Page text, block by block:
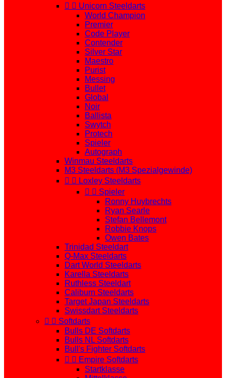
  Unicorn Steeldarts
World Champion
Premier
Code Player
Contender
Silver Star
Maestro
Purist
Messing
Bullet
Global
Noir
Ballista
Swytch
Protech
Spieler
Autograph
Winmau Steeldarts
M3 Steeldarts (M3 Spezialgewinde)
  Loxley Steeldarts
  Spieler
Ronny Huybrechts
Ryan Searle
Stefan Bellemont
Robbie Knops
Owen Bates
Trinidad Steeldart
Q-Max Steeldarts
Dart World Steeldarts
Karella Steeldarts
Ruthless Steeldart
Caliburn Steeldarts
Target Japan Steeldarts
Swissdart Steeldarts
  Softdarts
Bulls DE Softdarts
Bulls NL Softdarts
Bull's Fighter Softdarts
  Empire Softdarts
Startklasse